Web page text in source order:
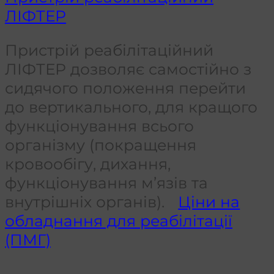
ЛІФТЕР
Пристрій реабілітаційний
ЛІФТЕР дозволяє самостійно з
сидячого положення перейти
до вертикального, для кращого
функціонування всього
організму (покращення
кровообігу, дихання,
функціонування м’язів та
внутрішніх органів).
Ціни на
обладнання для реабілітації
(ПМГ)